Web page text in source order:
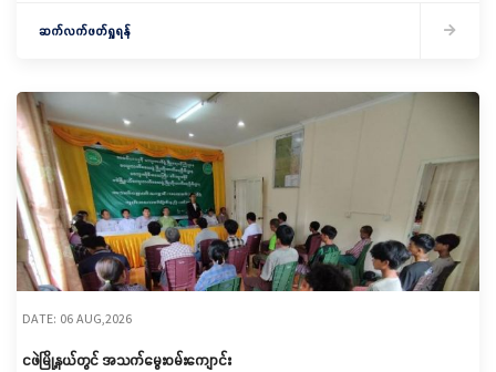
ဆက်လက်ဖတ်ရှုရန်
DATE: 06 AUG,2026
ငဖဲမြို့နယ်တွင် အသက်မွေးဝမ်းကျောင်း